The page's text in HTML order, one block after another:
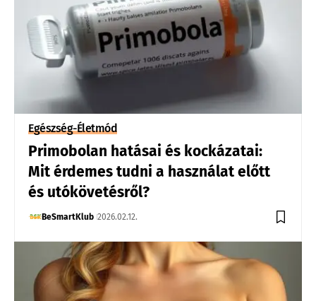
Egészség-Életmód
Primobolan hatásai és kockázatai:
Mit érdemes tudni a használat előtt
és utókövetésről?
BeSmartKlub 2026.02.12.